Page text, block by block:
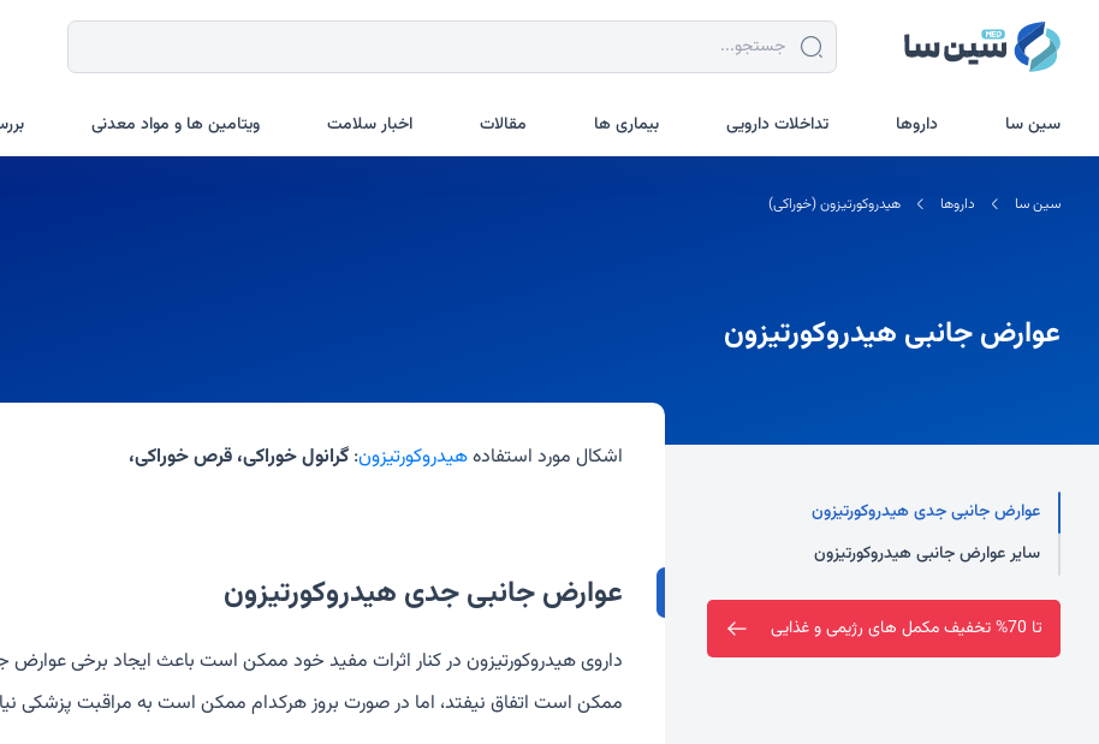
سین سا داروها تداخلات دارویی بیماری ها مقالات اخبار سلامت ویتامین ها و مواد معدنی
سین سا داروها هیدروکورتیزون (خوراکی)
عوارض جانبی هیدروکورتیزون
عوارض جانبی جدی هیدروکورتیزون
سایر عوارض جانبی هیدروکورتیزون
تا 70% تخفیف مکمل های رژیمی و غذایی
اشکال مورد استفادههیدروکورتیزون: گرانول خوراکی، قرص خوراکی،
عوارض جانبی جدی هیدروکورتیزون
داروی هیدروکورتیزون در کنار اثرات مفید خود ممکن است باعث ایجاد برخی
ممکن است اتفاق نیفتد، اما در صورت بروز هرکدام ممکن است به مراقبت پزشکی